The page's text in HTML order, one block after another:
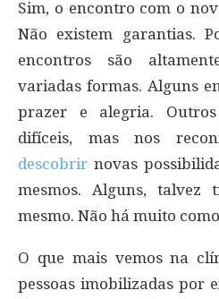
Sim, o encontro com o
Não existem garantias.
encontros são
variadas formas. Alguns
prazer e alegria.
difíceis, mas nos
descobrir novas
mesmos. Alguns, talvez
mesmo. Não há muito
O que mais vemos na
pessoas imobilizadas por